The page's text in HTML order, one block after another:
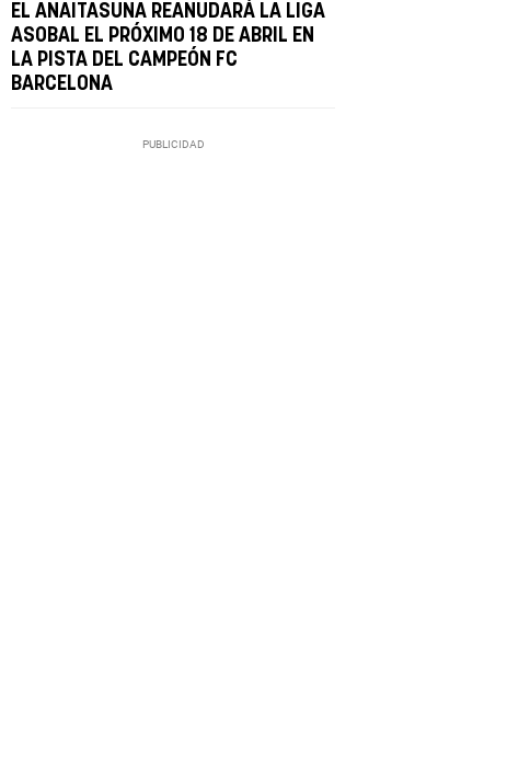
EL ANAITASUNA REANUDARÁ LA LIGA
ASOBAL EL PRÓXIMO 18 DE ABRIL EN
LA PISTA DEL CAMPEÓN FC
BARCELONA